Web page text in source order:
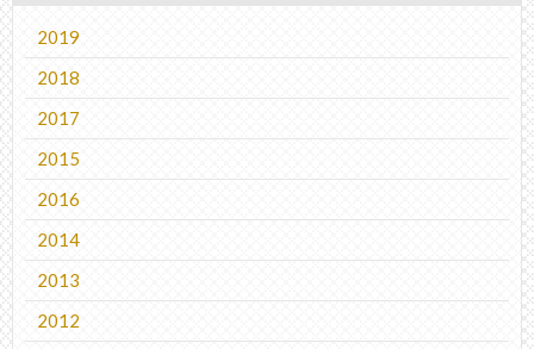
2019
2018
2017
2015
2016
2014
2013
2012